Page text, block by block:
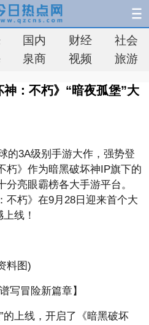
国内 财经
社会
泉商 视频 旅游
神：不朽》“暗夜孤堡”大
的3A级别手游大作，强势登
朽》作为暗黑破坏神IP旗下的
亮眼霸榜各大手游平台。
不朽》在9月28日迎来首个大
线！
料图)
写冒险新篇章】
的上线，开启了《暗黑破坏